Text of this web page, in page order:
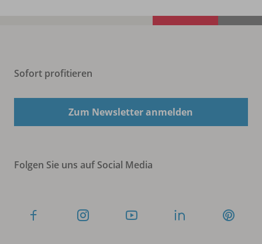
Sofort profitieren
Zum Newsletter anmelden
Folgen Sie uns auf Social Media